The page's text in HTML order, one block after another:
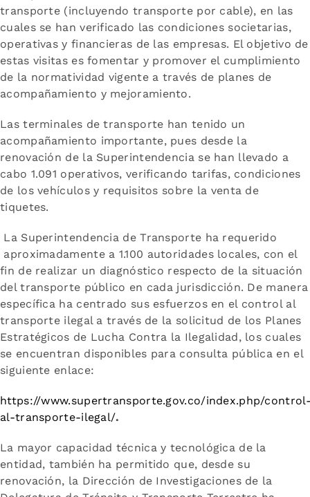
transporte (incluyendo transporte por cable), en las
cuales se han verificado las condiciones societarias,
operativas y financieras de las empresas. El objetivo de
estas visitas es fomentar y promover el cumplimiento
de la normatividad vigente a través de planes de
acompañamiento y mejoramiento.
Las terminales de transporte han tenido un
acompañamiento importante, pues desde la
renovación de la Superintendencia se han llevado a
cabo 1.091 operativos, verificando tarifas, condiciones
de los vehículos y requisitos sobre la venta de
tiquetes.
La Superintendencia de Transporte ha requerido
aproximadamente a 1.100 autoridades locales, con el
fin de realizar un diagnóstico respecto de la situación
del transporte público en cada jurisdicción. De manera
específica ha centrado sus esfuerzos en el control al
transporte ilegal a través de la solicitud de los Planes
Estratégicos de Lucha Contra la Ilegalidad, los cuales
se encuentran disponibles para consulta pública en el
siguiente enlace:
https://www.supertransporte.gov.co/index.php/
al-transporte-ilegal/.
La mayor capacidad técnica y tecnológica de la
entidad, también ha permitido que, desde su
renovación, la Dirección de Investigaciones de la